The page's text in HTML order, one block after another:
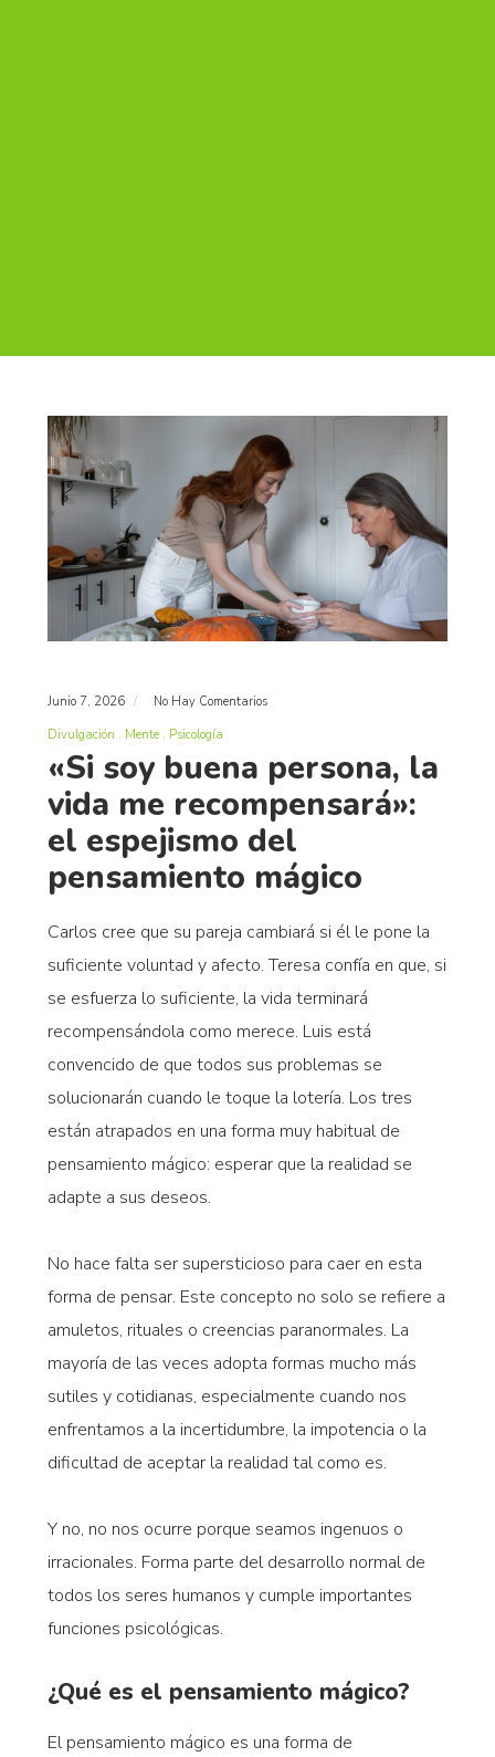
Junio 7, 2026
No Hay Comentarios
Divulgación
Mente Psicología
«Si soy buena persona, la
vida me recompensará»:
el espejismo del
pensamiento mágico
Carlos cree que su pareja cambiará si él le pone la
suficiente voluntad y afecto. Teresa confía en que, si
se esfuerza lo suficiente, la vida terminará
recompensándola como merece. Luis está
convencido de que todos sus problemas se
solucionarán cuando le toque la lotería. Los tres
están atrapados en una forma muy habitual de
pensamiento mágico: esperar que la realidad se
adapte a sus deseos.
No hace falta ser supersticioso para caer en esta
forma de pensar. Este concepto no solo se refiere a
amuletos, rituales o creencias paranormales. La
mayoría de las veces adopta formas mucho más
sutiles y cotidianas, especialmente cuando nos
enfrentamos a la incertidumbre, la impotencia o la
dificultad de aceptar la realidad tal como es.
Y no, no nos ocurre porque seamos ingenuos o
irracionales. Forma parte del desarrollo normal de
todos los seres humanos y cumple importantes
funciones psicológicas.
¿Qué es el pensamiento mágico?
El pensamiento mágico es una forma de